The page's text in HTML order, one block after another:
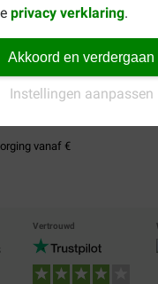
privacy verklaring.
Akkoord en verdergaan
Instellingen aanpassen
vanaf €
Vertrouwd